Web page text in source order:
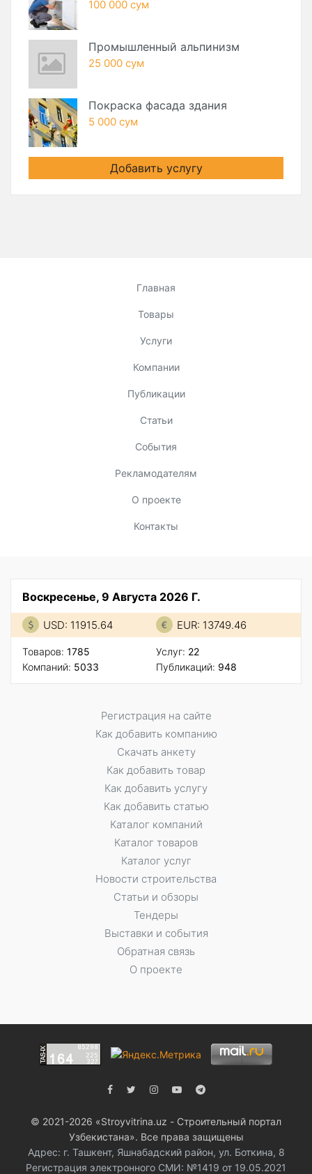
100 000 сум
Промышленный альпинизм
25 000 сум
Покраска фасада здания
5 000 сум
Добавить услугу
Главная
Товары
Услуги
Компании
Публикации
Статьи
События
Рекламодателям
О проекте
Контакты
Воскресенье, 9 Августа 2026 Г.
USD: 11915.64 EUR: 13749.46
Товаров: 1785
Компаний: 5033
Услуг: 22
Публикаций: 948
Регистрация на сайте
Как добавить компанию
Скачать анкету
Как добавить товар
Как добавить услугу
Как добавить статью
Каталог компаний
Каталог товаров
Каталог услуг
Новости строительства
Статьи и обзоры
Тендеры
Выставки и события
Обратная связь
О проекте
© 2021-2026 «Stroyvitrina.uz - Строительный портал
Узбекистана». Все права защищены
Адрес: г. Ташкент, Яшнабадский район, ул. Боткина, 8
Регистрация электронного СМИ: №1419 от 19.05.2021